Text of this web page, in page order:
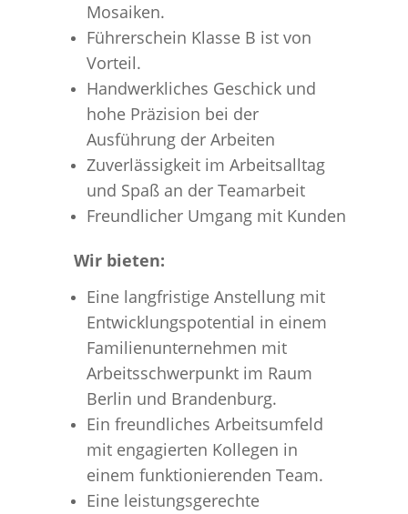
Mosaiken.
Führerschein Klasse B ist von
Vorteil.
Handwerkliches Geschick und
hohe Präzision bei der
Ausführung der Arbeiten
Zuverlässigkeit im Arbeitsalltag
und Spaß an der Teamarbeit
Freundlicher Umgang mit Kunden
Wir bieten:
Eine langfristige Anstellung mit
Entwicklungspotential in einem
Familienunternehmen mit
Arbeitsschwerpunkt im Raum
Berlin und Brandenburg.
Ein freundliches Arbeitsumfeld
mit engagierten Kollegen in
einem funktionierenden Team.
Eine leistungsgerechte